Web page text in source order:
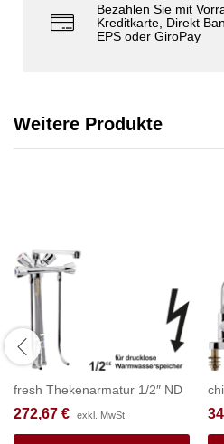
Bezahlen Sie mit
Kreditkarte, Direkt
EPS oder GiroPay
Weitere Produkte
fresh Thekenarmatur 1/2″ ND
272,67 € exkl. MwSt.